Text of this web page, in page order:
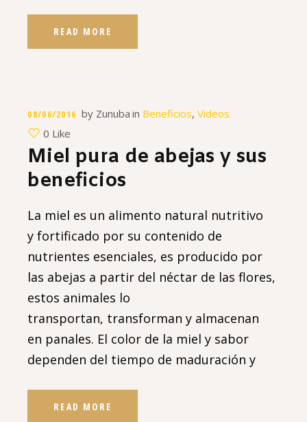
READ MORE
08/06/2016 by Zunuba in Beneficios,Videos
0 Like
Miel pura de abejas y sus
beneficios
La miel es un alimento natural nutritivo
y fortificado por su contenido de
nutrientes esenciales, es producido por
las abejas a partir del néctar de las flores,
estos animales lo
transportan, transforman y almacenan
en panales. El color de la miel y sabor
dependen del tiempo de maduración y
READ MORE